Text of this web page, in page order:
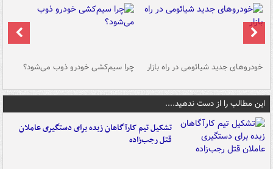
خودروهای جدید شیائومی در راه بازار چرا سیم‌کشی خودرو ذوب می‌شود؟
این مطالب را از دست ندهید....
تشکیل تیم کارآگاهان زبده برای دستگیری عاملان
قتل رجب‌زاده